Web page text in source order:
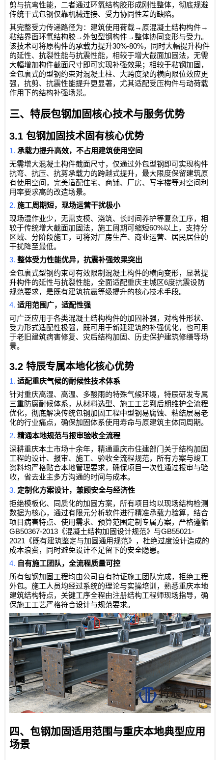
剪与抗弯性能，二者通过环氧结构胶形成刚性整体，彻底规避
传统干式包钢仅靠机械连接、受力协同性差的缺陷。
其完整受力传递路径为：建筑使用荷载→ 原混凝土结构构件→
粘结界面环氧结构胶→外包型钢构件→整体协同变形与受力。
该技术可将原构件的承载力提升30%-80%，同时大幅提升构件
的延性、抗裂性能与抗震性能，相较于增大截面加固法，无需
大幅增加构件截面尺寸即可实现补强效果；相较于粘钢加固，
全包裹式的型钢约束对混凝土柱、大跨度梁的横向限位效应更
强，抗剪、抗震性能提升更显著，尤其适配受压构件与动荷载
作用下的结构补强场景。
三、特辰包钢加固核心技术与服务优势
3.1包钢加固技术固有核心优势
1.承载力提升高效，不占用建筑使用空间
无需增大混凝土构件截面尺寸，仅通过外包型钢即可实现构件
抗弯、抗压、抗剪承载力的跨越式提升，最大限度保留建筑原
有使用空间，完美适配住宅、商铺、厂房、写字楼等对空间利
用率要求高的改造场景。
2.施工周期短，现场运营干扰极小
现场湿作业少，无需支模、浇筑、长时间养护等复杂工序，相
较于传统增大截面加固法，施工周期可缩短60%以上，支持分
区域、分阶段施工，可将对厂房生产、商业运营、居民居住的
干扰降至最低。
3.整体受力性能优异，抗震补强效果突出
全包裹式型钢约束可有效限制混凝土构件的横向变形，显著提
升构件的延性与抗裂性能，全面适配重庆主城区6度抗震设防
规范要求，是既有建筑抗震等级提升的核心技术手段。
4.适用范围广，适配性强
可广泛应用于各类混凝土结构构件的加固补强，对构件形状、
受力形式适配性极强，既可用于新建建筑的补强优化，也可用
于老旧建筑病害修复、灾后结构加固、历史保护建筑修缮等场
景。
3.2特辰专属本地化核心优势
1.适配重庆气候的耐候性技术体系
针对重庆高湿、高温、多酸雨的特殊气候环境，特辰研发专属
三重防腐耐候体系，从材料选型、施工工艺到后期维护全流程
优化，彻底解决传统包钢加固工程中型钢易腐蚀、粘结层易老
化的行业痛点，确保加固体系使用寿命与原建筑主体同周期。
2.精通本地规范与报审验收全流程
深耕重庆本土市场十余年，精通重庆市住建部门关于结构加固
工程的设计、报审、施工、验收全流程规范，所有方案与竣工
资料均严格贴合本地管理要求，确保项目一次性通过报审与验
收，省去业主多方沟通的时间与成本。
3. 定制化方案设计，兼顾安全与经济性
拒绝模板化、同质化的加固方案，所有项目均以现场结构检测
数据为核心，通过有限元分析软件进行精准承载力验算，结合
项目病害特点、使用需求、预算范围定制专属方案，严格遵循
GB50367-2013 《混凝土结构加固设计规范》与GB55021-
2021 《既有建筑鉴定与加固通用规范》，杜绝过度设计造成的
成本浪费，同时避免设计不足留下的安全隐患。
4. 自有施工团队，全流程质量可控
所有包钢加固工程均由公司自有持证施工团队完成，拒绝工程
外包。施工人员均经过系统的理论与实操培训，熟悉重庆本地
建筑结构特点，关键工序全程由注册结构工程师现场指导，确
保施工工艺严格符合设计与规范要求。
四、包钢加固适用范围与重庆本地典型应用
场景